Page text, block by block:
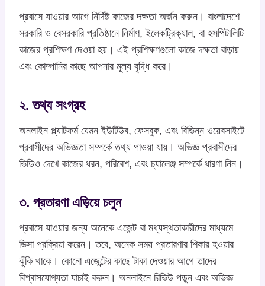
প্রবাসে যাওয়ার আগে নির্দিষ্ট কাজের দক্ষতা অর্জন করুন। বাংলাদেশে
সরকারি ও বেসরকারি প্রতিষ্ঠানে নির্মাণ, ইলেকট্রিক্যাল, বা হসপিটালিটি
কাজের প্রশিক্ষণ দেওয়া হয়। এই প্রশিক্ষণগুলো কাজে দক্ষতা বাড়ায়
এবং কোম্পানির কাছে আপনার মূল্য বৃদ্ধি করে।
২. তথ্য সংগ্রহ
অনলাইন প্ল্যাটফর্ম যেমন ইউটিউব, ফেসবুক, এবং বিভিন্ন ওয়েবসাইটে
প্রবাসীদের অভিজ্ঞতা সম্পর্কে তথ্য পাওয়া যায়। অভিজ্ঞ প্রবাসীদের
ভিডিও দেখে কাজের ধরন, পরিবেশ, এবং চ্যালেঞ্জ সম্পর্কে ধারণা নিন।
৩. প্রতারণা এড়িয়ে চলুন
প্রবাসে যাওয়ার জন্য অনেকে এজেন্ট বা মধ্যস্থতাকারীদের মাধ্যমে
ভিসা প্রক্রিয়া করেন। তবে, অনেক সময় প্রতারণার শিকার হওয়ার
ঝুঁকি থাকে। কোনো এজেন্টের কাছে টাকা দেওয়ার আগে তাদের
বিশ্বাসযোগ্যতা যাচাই করুন। অনলাইনে রিভিউ পড়ুন এবং অভিজ্ঞ